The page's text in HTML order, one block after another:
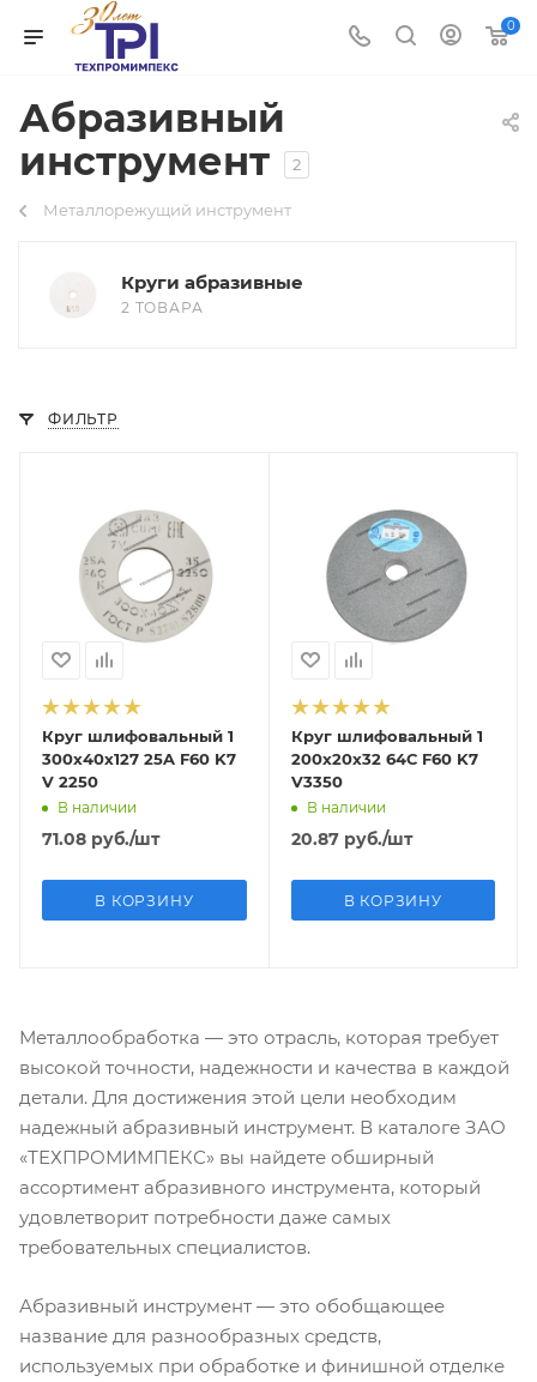
0
Абразивный
инструмент
2
Металлорежущий инструмент
Круги абразивные
2 ТОВАРА
ФИЛЬТР
Круг шлифовальный 1
300х40х127 25A F60 K7
V 2250
В наличии
71.08 руб./шт
В КОРЗИНУ
Круг шлифовальный 1
200х20х32 64С F60 K7
V3350
В наличии
20.87руб./шт
В КОРЗИНУ
Металлообработка — это отрасль, которая требует
высокой точности, надежности и качества в каждой
детали. Для достижения этой цели необходим
надежный абразивный инструмент. В каталоге ЗАО
«ТЕХПРОМИМПЕКС» вы найдете обширный
ассортимент абразивного инструмента, который
удовлетворит потребности даже самых
требовательных специалистов.
Абразивный инструмент — это обобщающее
название для разнообразных средств,
используемых при обработке и финишной отделке